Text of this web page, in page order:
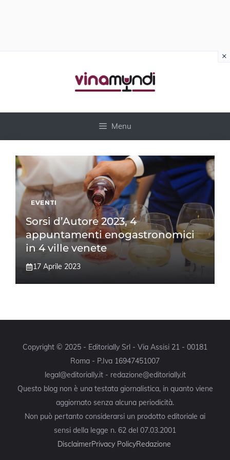
Menu
EVENTI
Sorsi d’Autore 2023, 4
appuntamenti enogastronomici
in 4 ville venete
17 Aprile 2023
Copyright © 2025 - Editorially Srl - Via Assisi 21 - 00181
Roma - P.Iva 16947451007
legal@editorially.it - redazione@editorially.it
Questo blog non è una testata giornalistica, in quanto viene
aggiornato senza alcuna periodicità.
Non può pertanto considerarsi un prodotto editoriale ai
sensi della legge n. 62 del 07.03.2001
DisclaimerPrivacy PolicyRedazione
×